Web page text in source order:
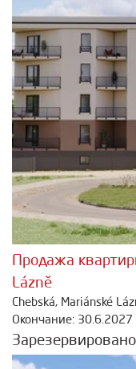
Продажа
Lázně
Chebská, Mariánské
Окончание: 30.6.2027
Зарезервировано